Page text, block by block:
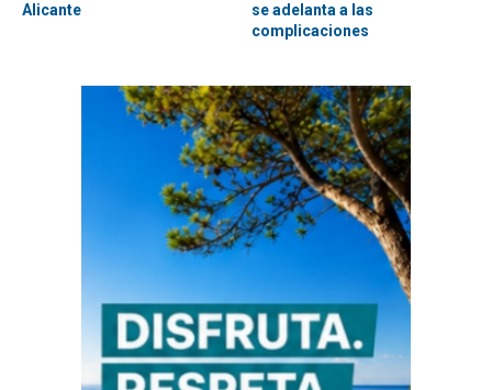
Alicante
se adelanta a las
complicaciones